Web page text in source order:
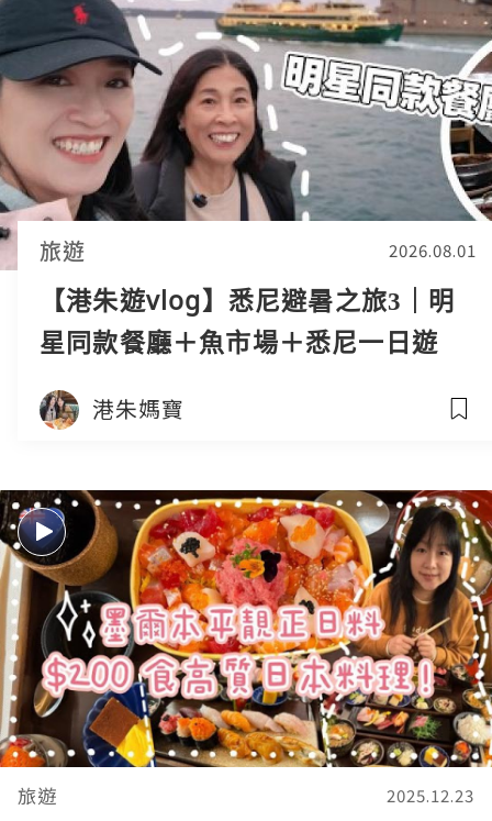
旅遊 2026.08.01
【港朱遊vlog】悉尼避暑之旅3｜明
星同款餐廳＋魚市場＋悉尼一日遊
港朱媽寶
旅遊 2025.12.23